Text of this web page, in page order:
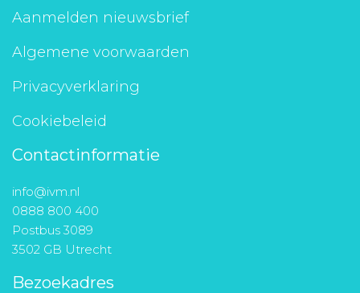
Aanmelden nieuwsbrief
Algemene voorwaarden
Privacyverklaring
Cookiebeleid
Contactinformatie
info@ivm.nl
0888 800 400
Postbus 3089
3502 GB Utrecht
Bezoekadres